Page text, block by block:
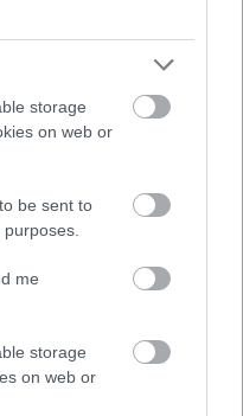
storage
on web or
be sent to
me
storage
on web or
- Zemplén
2024-es Zemplén
...
- Pécs Rally